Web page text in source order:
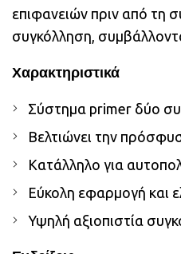
επιφανειών πριν από τη
συγκόλληση,
Χαρακτηριστικά
Σύστημα primer δύο
Βελτιώνει την
Κατάλληλο για
Εύκολη εφαρμογή και
Υψηλή αξιοπιστία